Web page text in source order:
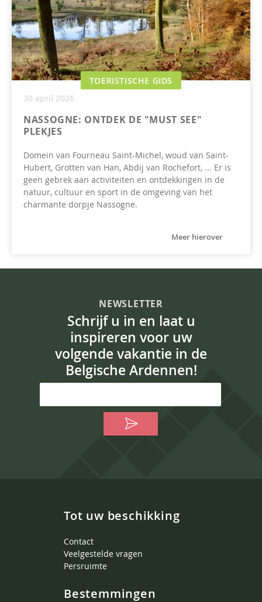
TOERISTISCHE GIDS
30 april 2026
NASSOGNE: ONTDEK DE "MUST SEE"
PLEKJES
Domein van Fourneau Saint-Michel, woud van Saint-
Hubert, Grotten van Han, Abdij van Rochefort, ... Er is
geen gebrek aan activiteiten en ontdekkingen in de
natuur, cultuur en sport in de omgeving van het
charmante dorpje Nassogne.
Meer hierover
NEWSLETTER
Schrijf u in en laat u
inspireren voor uw
volgende vakantie in de
Belgische Ardennen!
Tot uw beschikking
Contact
Veelgestelde vragen
Persruimte
Bestemmingen